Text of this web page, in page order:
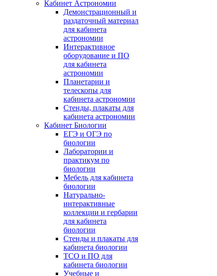
Кабинет Астрономии
Демонстрационный и
раздаточный материал
для кабинета
астрономии
Интерактивное
оборудование и ПО
для кабинета
астрономии
Планетарии и
телескопы для
кабинета астрономии
Стенды, плакаты для
кабинета астрономии
Кабинет Биологии
ЕГЭ и ОГЭ по
биологии
Лаборатории и
практикум по
биологии
Мебель для кабинета
биологии
Натурально-
интерактивные
коллекции и гербарии
для кабинета
биологии
Стенды и плакаты для
кабинета биологии
ТСО и ПО для
кабинета биологии
Учебные и